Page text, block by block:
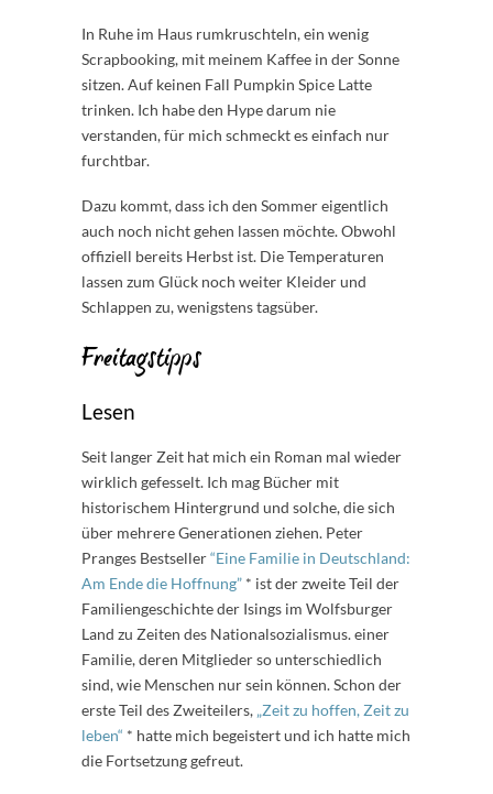
In Ruhe im Haus rumkruschteln, ein wenig
Scrapbooking, mit meinem Kaffee in der Sonne
sitzen. Auf keinen Fall Pumpkin Spice Latte
trinken. Ich habe den Hype darum nie
verstanden, für mich schmeckt es einfach nur
furchtbar.
Dazu kommt, dass ich den Sommer eigentlich
auch noch nicht gehen lassen möchte. Obwohl
offiziell bereits Herbst ist. Die Temperaturen
lassen zum Glück noch weiter Kleider und
Schlappen zu, wenigstens tagsüber.
Freitagstipps
Lesen
Seit langer Zeit hat mich ein Roman mal wieder
wirklich gefesselt. Ich mag Bücher mit
historischem Hintergrund und solche, die sich
über mehrere Generationen ziehen. Peter
Pranges Bestseller“Eine Familie in Deutschland:
Am Ende die Hoffnung” * ist der zweite Teil der
Familiengeschichte der Isings im Wolfsburger
Land zu Zeiten des Nationalsozialismus. einer
Familie, deren Mitglieder so unterschiedlich
sind, wie Menschen nur sein können. Schon der
erste Teil des Zweiteilers, „Zeit zu hoffen, Zeit zu
leben“ * hatte mich begeistert und ich hatte mich
die Fortsetzung gefreut.